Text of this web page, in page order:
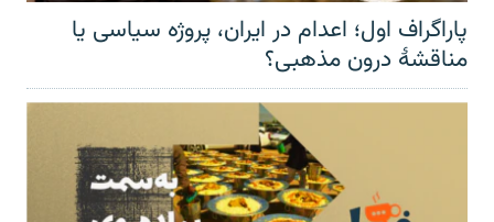
پاراگراف اول؛ اعدام در ایران، پروژه سیاسی یا
مناقشهٔ درون مذهبی؟